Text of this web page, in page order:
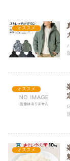
オススメ
オススメ
オススメ